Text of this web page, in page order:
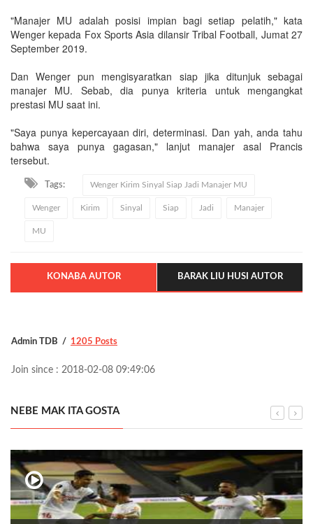
"Manajer MU adalah posisi impian bagi setiap pelatih," kata
Wenger kepada Fox Sports Asia dilansir Tribal Football, Jumat 27
September 2019.
Dan Wenger pun mengisyaratkan siap jika ditunjuk sebagai
manajer MU. Sebab, dia punya kriteria untuk mengangkat
prestasi MU saat ini.
"Saya punya kepercayaan diri, determinasi. Dan yah, anda tahu
bahwa saya punya gagasan," lanjut manajer asal Prancis
tersebut.
Tags: Wenger Kirim Sinyal Siap Jadi Manajer MU
Wenger Kirim Sinyal Siap Jadi Manajer
MU
KONABA AUTOR BARAK LIU HUSI AUTOR
Admin TDB 1205 Posts
Join since : 2018-02-08 09:49:06
NEBE MAK ITA GOSTA